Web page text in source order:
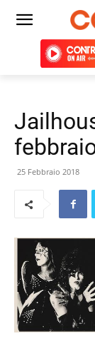
25 Febbraio 2018